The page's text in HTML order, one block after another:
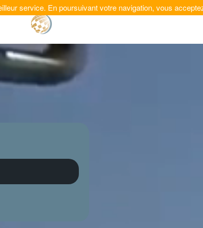
| Accueil | | Métiers | | Clients | |
service. En poursuivant votre navigation, vous